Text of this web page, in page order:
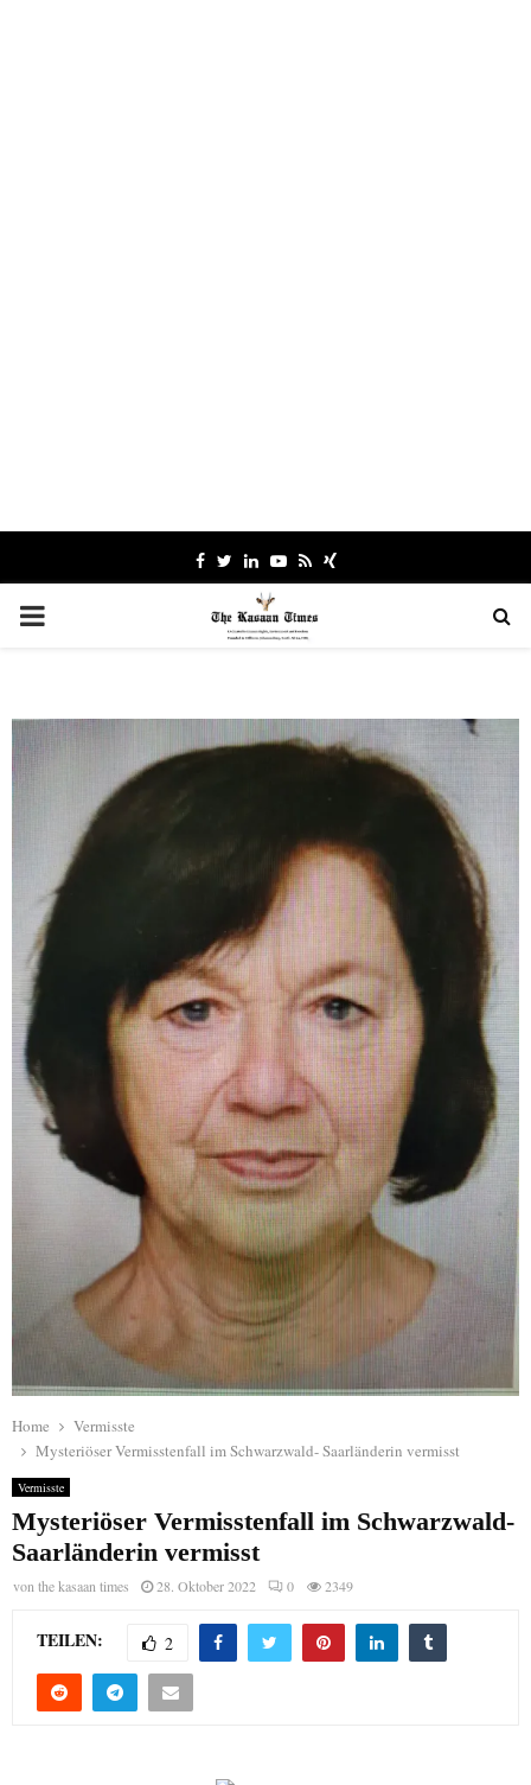
Facebook
TwitterLinkedinYoutube
RssXing
PRIMARY
Home
Vermisste
Mysteriöser Vermisstenfall im Schwarzwald- Saarländerin vermisst
Vermisste
Mysteriöser Vermisstenfall im Schwarzwald-
Saarländerin vermisst
von the kasaan times 28. Oktober 2022 0 2349
TEILEN: 2